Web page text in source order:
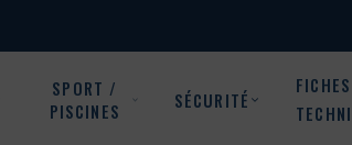
SPORT /
PISCINES
SÉCURITÉ
FICHES